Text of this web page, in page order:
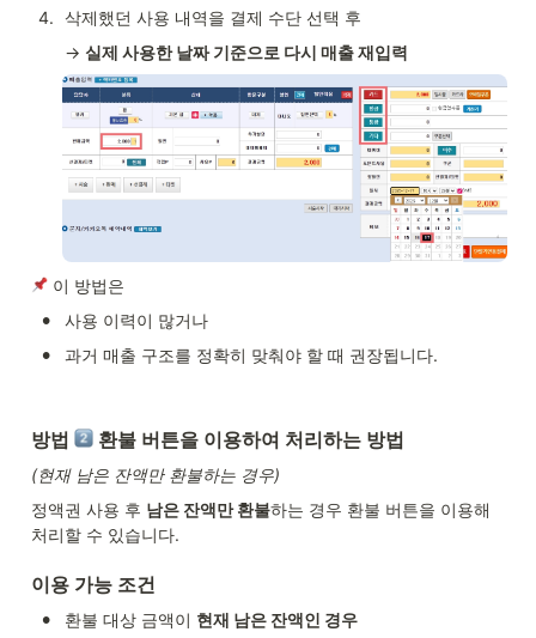
4. 삭제했던 사용 내역을 결제 수단 선택 후
→ 실제 사용한 날짜 기준으로 다시 매출 재입력
이 방법은
• 사용 이력이 많거나
• 과거 매출 구조를 정확히 맞춰야 할 때 권장됩니다.
방법 환불 버튼을 이용하여 처리하는 방법
(현재 남은 잔액만 환불하는 경우)
정액권 사용 후 남은 잔액만 환불하는 경우 환불 버튼을 이용해
처리할 수 있습니다.
이용 가능 조건
• 환불 대상 금액이 현재 남은 잔액인 경우